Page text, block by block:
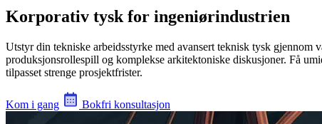
Korporativ tysk for ingeniørindustrien
Utstyr din tekniske arbeidsstyrke med avansert teknisk tysk
produksjonsrollespill og komplekse arkitektoniske diskusjoner. Få
tilpasset strenge prosjektfrister.
Kom i gang Bokfri konsultasjon